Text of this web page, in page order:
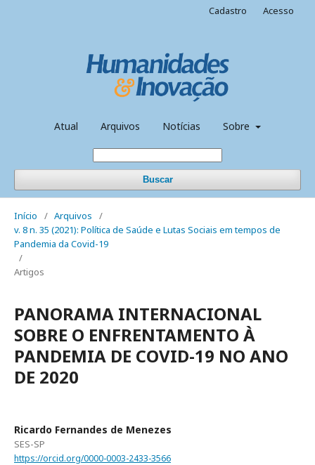
Atual Arquivos Notícias Sobre
Buscar
Cadastro Acesso
Início / Arquivos
/
v. 8 n. 35 (2021): Política de Saúde e Lutas Sociais em tempos de
Pandemia da Covid-19
/
Artigos
PANORAMA INTERNACIONAL
SOBRE O ENFRENTAMENTO À
PANDEMIA DE COVID-19 NO ANO
DE 2020
Ricardo Fernandes de Menezes
SES-SP
https://orcid.org/0000-0003-2433-3566